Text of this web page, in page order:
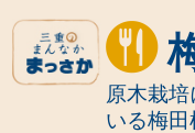
原木栽
いる梅田